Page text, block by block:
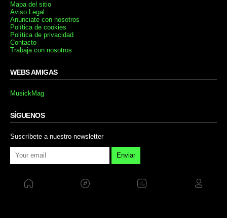
Mapa del sitio
Aviso Legal
Anúnciate con nosotros
Política de cookies
Política de privacidad
Contacto
Trabaja con nosotros
WEBS AMIGAS
MusickMag
SÍGUENOS
Suscríbete a nuestro newsletter
Enviar